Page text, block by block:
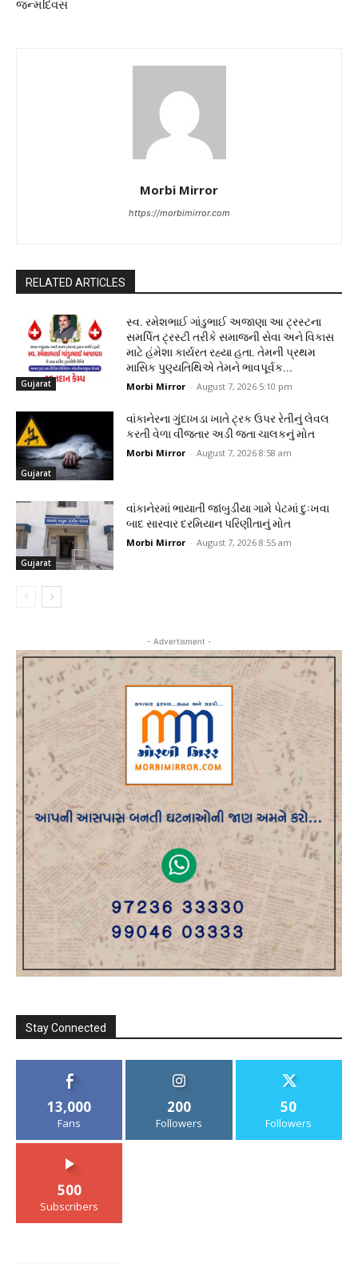
જન્મદિવસ
Morbi Mirror
https://morbimirror.com
RELATED ARTICLES
Gujarat
સ્વ. રમેશભાઈ ગાંડુભાઈ અજાણા આ ટ્રસ્ટના
સમર્પિત ટ્રસ્ટી તરીકે સમાજની સેવા અને વિકાસ
માટે હંમેશા કાર્યરત રહ્યા હતા. તેમની પ્રથમ
માસિક પુણ્યતિથિએ તેમને ભાવપૂર્વક...
Morbi Mirror - August 7, 2026 5:10 pm
Gujarat
વાંકાનેરના ગુંદાખડા ખાતે ટ્રક ઉપર રેતીનું લેવલ
કરતી વેળા વીજતાર અડી જતા ચાલકનું મોત
Morbi Mirror - August 7, 2026 8:58 am
Gujarat
વાંકાનેરમાં ભાયાતી જાંબુડીયા ગામે પેટમાં દુઃખવા
બાદ સારવાર દરમિયાન પરિણીતાનું મોત
Morbi Mirror - August 7, 2026 8:55 am
- Advertisment -
Stay Connected
13,000
Fans
200
Followers
50
Followers
500
Subscribers